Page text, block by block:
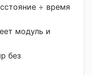
÷ время
модуль и
без